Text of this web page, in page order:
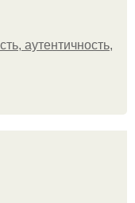
аутентичность,